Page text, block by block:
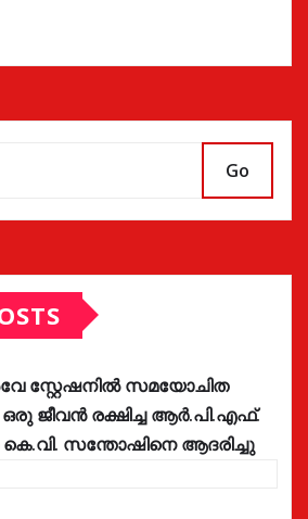
Go
സ്റ്റേഷനിൽ സമയോചിത
ജീവൻ രക്ഷിച്ച ആർ.പി.എഫ്.
സന്തോഷിനെ ആദരിച്ചു